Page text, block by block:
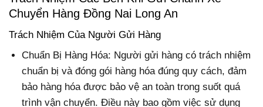
Chuyển Hàng Đồng Nai Long An
Trách Nhiệm Của Người Gửi Hàng
Chuẩn Bị Hàng Hóa: Người gửi hàng có trách nhiệm
chuẩn bị và đóng gói hàng hóa đúng quy cách, đảm
bảo hàng hóa được bảo vệ an toàn trong suốt quá
trình vận chuyển. Điều này bao gồm việc sử dụng